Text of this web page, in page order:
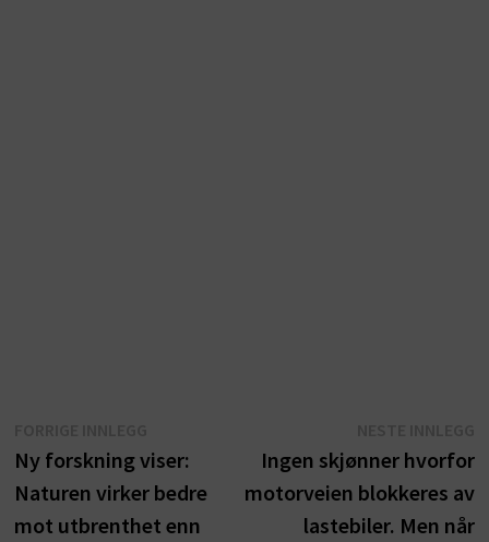
innlegg:
Ny forskning viser:
Naturen virker bedre
mot utbrenthet enn
Ingen skjønner hvorfor
motorveien blokkeres av
lastebiler. Men når